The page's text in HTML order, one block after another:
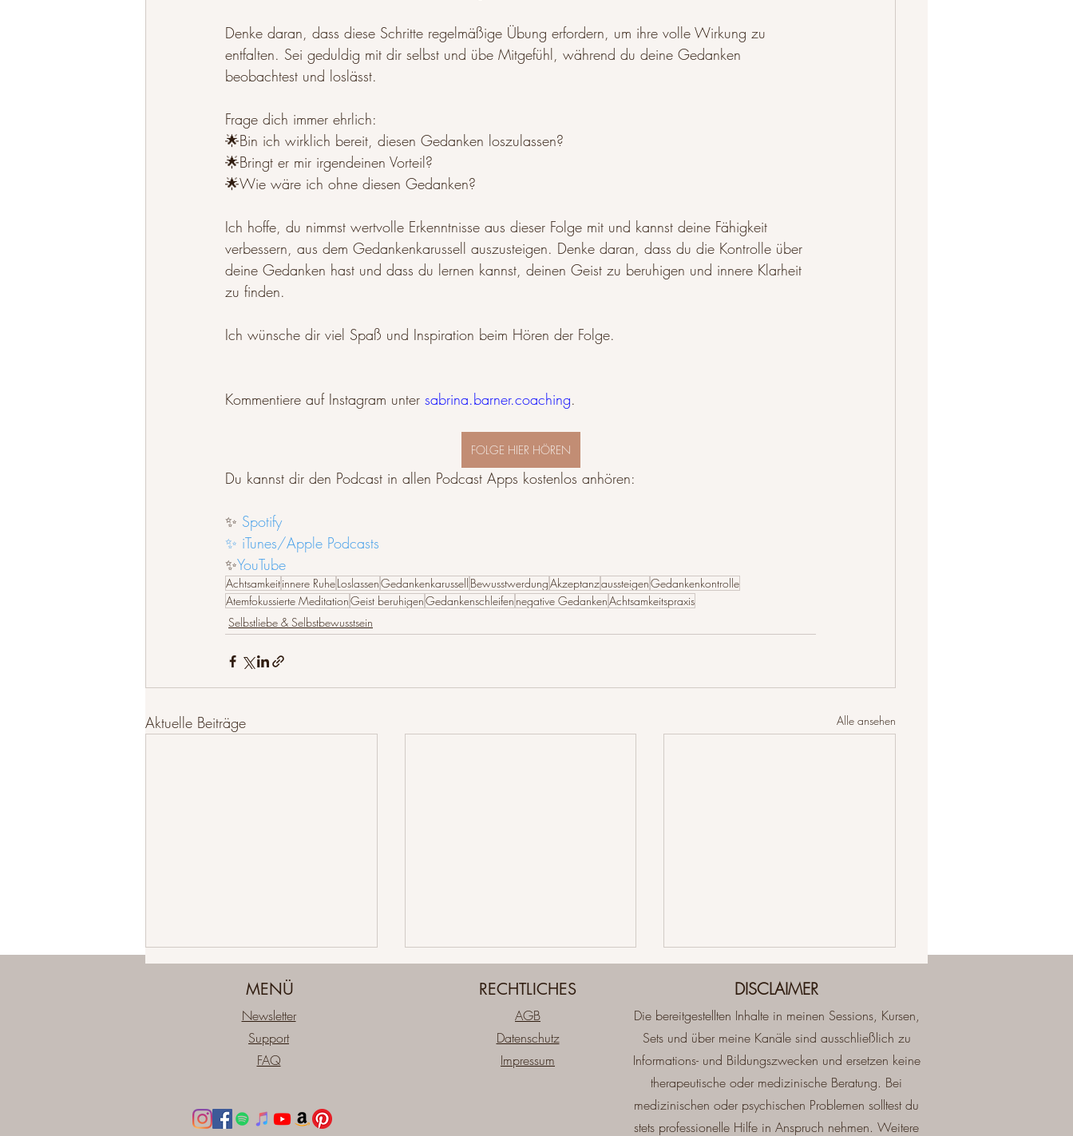
Denke daran, dass diese Schritte regelmäßige Übung erfordern, um ihre volle Wirkung zu
entfalten. Sei geduldig mit dir selbst und übe Mitgefühl, während du deine Gedanken
beobachtest und loslässt.
Frage dich immer ehrlich:
🌟Bin ich wirklich bereit, diesen Gedanken loszulassen?
🌟Bringt er mir irgendeinen Vorteil?
🌟Wie wäre ich ohne diesen Gedanken?
Ich hoffe, du nimmst wertvolle Erkenntnisse aus dieser Folge mit und kannst deine Fähigkeit
verbessern, aus dem Gedankenkarussell auszusteigen. Denke daran, dass du die Kontrolle über
deine Gedanken hast und dass du lernen kannst, deinen Geist zu beruhigen und innere Klarheit
zu finden.
Ich wünsche dir viel Spaß und Inspiration beim Hören der Folge.
Kommentiere auf Instagram unter sabrina.barner.coaching.
FOLGE HIER HÖREN
Du kannst dir den Podcast in allen Podcast Apps kostenlos anhören:
✨ Spotify
✨ iTunes/Apple Podcasts
✨YouTube
Achtsamkeitinnere RuheLoslassenGedankenkarussell BewusstwerdungAkzeptanzaussteigenGedankenkontrolle
Atemfokussierte MeditationGeist beruhigenGedankenschleifen negative GedankenAchtsamkeitspraxis
Selbstliebe & Selbstbewusstsein
Aktuelle Beiträge Alle ansehen
Warum Worte oft nicht das
Problem sind
Fragen aus meiner
Community: 5 Impulse, die
MENÜ
Newsletter
Support
FAQ
RECHTLICHES
AGB
Datenschutz
Impressum
DISCLAIMER
Die bereitgestellten Inhalte in meinen Sessions, Kursen,
Sets und über meine Kanäle sind ausschließlich zu
Informations- und Bildungszwecken und ersetzen keine
therapeutische oder medizinische Beratung. Bei
medizinischen oder psychischen Problemen solltest du
stets professionelle Hilfe in Anspruch nehmen. Weitere